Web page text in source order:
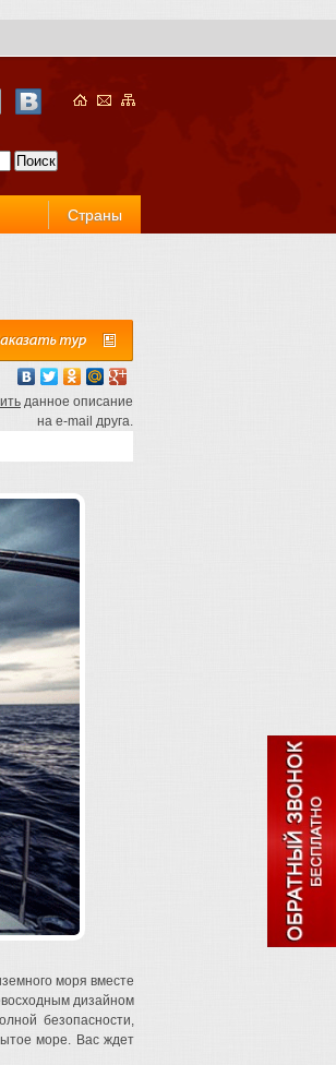
Страны
данное описание
на e-mail друга.
моря вместе
дизайном
безопасности,
море. Вас ждет